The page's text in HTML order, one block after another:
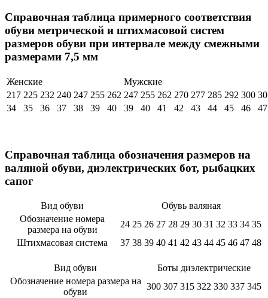
Справочная таблица примерного соответствия
обуви метрической и штихмасовой систем
размеров обуви при интервале между смежными
размерами 7,5 мм
Женские
Мужские
217 225 232 240 247 255 262 247 255 262 270 277 285 292 300
34
35 36 37 38 39 40 39 40 41 42 43 44 45 46 47
Справочная таблица обозначения размеров на
валяной обуви, диэлектрических бот, рыбацких
сапог
Вид обуви
Обувь валяная
Обозначение номера
размера на обуви
24 25 26 27 28 29 30 31 32 33 34 35
Штихмасовая система
37 38 39 40 41 42 43 44 45 46 47 48
Вид обуви
Боты диэлектрические
Обозначение номера размера на
обуви
300 307 315 322 330 337 345